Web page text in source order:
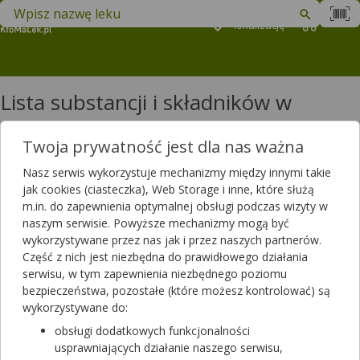
lokalizację
Znajdź lek w swojej okolicy
Lista substancji i składników w
produktach: litera A
Antazolinum, Naphazolinum
Antocjanozydy,Antocjany,Antocyjany
Antocyjanidyny
Antocyjanozydy
Antytoksyna odpornościowa przeciw jadowi żmii europejskiej
Anyż
Anyż gwiazdkowy,Anyż gwiaździsty,Badian właściwy
Apalutamid
Apigenina
Apiksaban
Apomorfina
Apremilastum
Twoja prywatność jest dla nas ważna
Nasz serwis wykorzystuje mechanizmy między innymi takie
jak cookies (ciasteczka), Web Storage i inne, które służą
m.in. do zapewnienia optymalnej obsługi podczas wizyty w
naszym serwisie. Powyższe mechanizmy mogą być
wykorzystywane przez nas jak i przez naszych partnerów.
Część z nich jest niezbędna do prawidłowego działania
serwisu, w tym zapewnienia niezbędnego poziomu
bezpieczeństwa, pozostałe (które możesz kontrolować) są
wykorzystywane do:
obsługi dodatkowych funkcjonalności
usprawniających działanie naszego serwisu,